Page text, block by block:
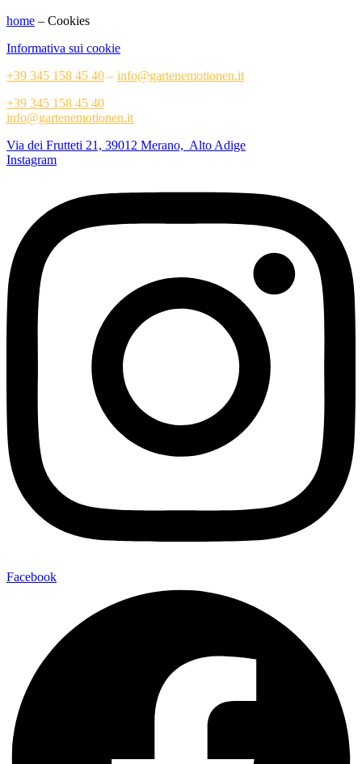
home – Cookies
Informativa sui cookie
+39 345 158 45 40 – info@gartenemotionen.it
+39 345 158 45 40
info@gartenemotionen.it
Via dei Frutteti 21, 39012 Merano, Alto Adige
Instagram
Facebook